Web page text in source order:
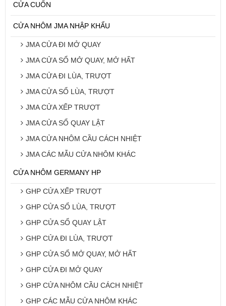
CỬA CUỐN
CỬA NHÔM JMA NHẬP KHẨU
JMA CỬA ĐI MỞ QUAY
JMA CỬA SỔ MỞ QUAY, MỞ HẤT
JMA CỬA ĐI LÙA, TRƯỢT
JMA CỬA SỔ LÙA, TRƯỢT
JMA CỬA XẾP TRƯỢT
JMA CỬA SỔ QUAY LẬT
JMA CỬA NHÔM CẦU CÁCH NHIỆT
JMA CÁC MẪU CỬA NHÔM KHÁC
CỬA NHÔM GERMANY HP
GHP CỬA XẾP TRƯỢT
GHP CỬA SỔ LÙA, TRƯỢT
GHP CỬA SỔ QUAY LẬT
GHP CỬA ĐI LÙA, TRƯỢT
GHP CỬA SỔ MỞ QUAY, MỞ HẤT
GHP CỬA ĐI MỞ QUAY
GHP CỬA NHÔM CẦU CÁCH NHIỆT
GHP CÁC MẪU CỬA NHÔM KHÁC